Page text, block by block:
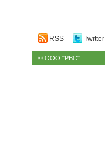
RSS Twitter
© ООО "РВС"